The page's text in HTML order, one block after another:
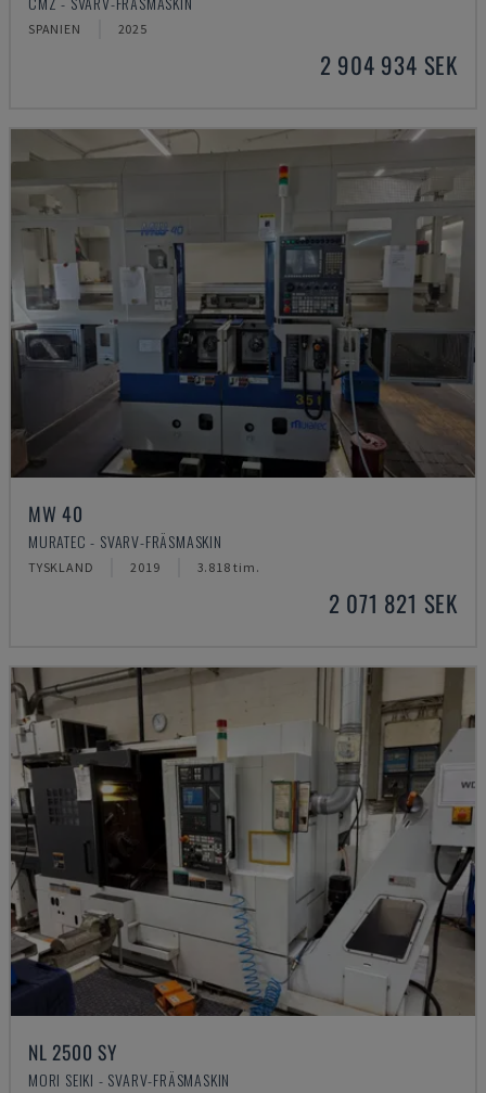
SPANIEN 2025
2 904 934 SEK
MW 40
MURATEC - SVARV-FRÄSMASKIN
TYSKLAND 2019 3.818 tim.
2 071 821 SEK
NL 2500 SY
MORI SEIKI - SVARV-FRÄSMASKIN